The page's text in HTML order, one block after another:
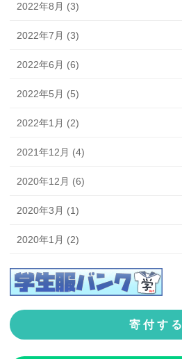
2022年8月 (3)
2022年7月 (3)
2022年6月 (6)
2022年5月 (5)
2022年1月 (2)
2021年12月 (4)
2020年12月 (6)
2020年3月 (1)
2020年1月 (2)
寄 付 す る